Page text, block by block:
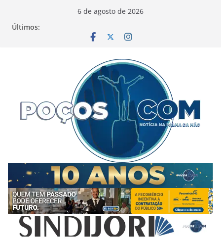
6 de agosto de 2026
Últimos: